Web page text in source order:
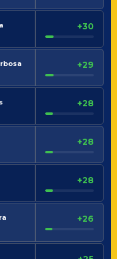
+30
+29
+28
+28
+28
+26